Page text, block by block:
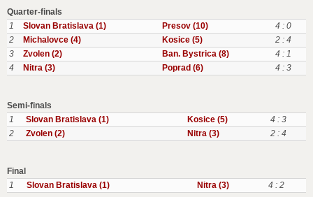
Quarter-finals
1
Slovan Bratislava (1) Presov (10)
4 : 0
2
Michalovce (4) Kosice (5)
2 : 4
3
Zvolen (2) Ban. Bystrica (8)
4 : 1
4
Nitra (3) Poprad (6) 4 : 3
Semi-finals
1
Slovan Bratislava (1) Kosice (5)
4 : 3
2
Zvolen (2) Nitra (3) 2 : 4
Final
1
Slovan Bratislava (1) Nitra (3) 4 : 2